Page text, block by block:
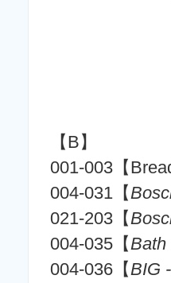
【B】
001-003【
004-031【
021-203【
004-035【Bath
004-036【BIG